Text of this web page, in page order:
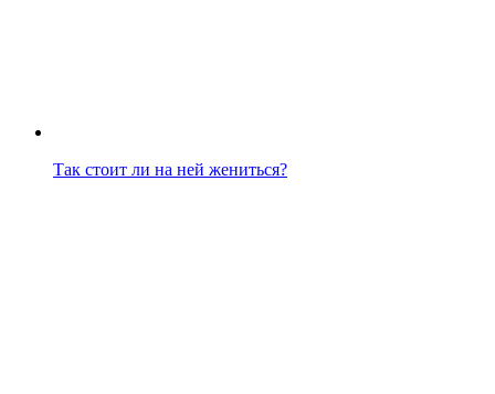
Так стоит ли на ней жениться?